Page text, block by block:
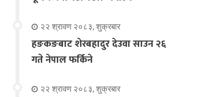
२२ श्रावण २०८३, शुक्रबार
हङकङबाट शेरबहादुर देउवा साउन २६
गते नेपाल फर्किने
२२ श्रावण २०८३, शुक्रबार